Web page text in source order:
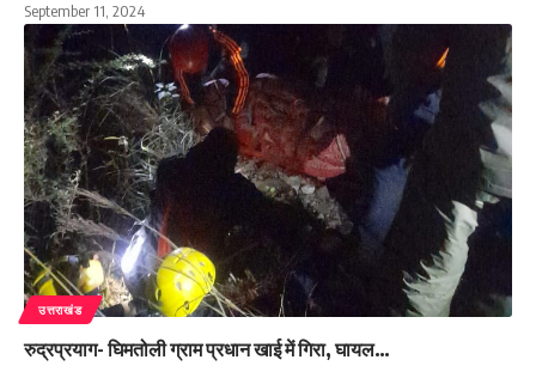
September 11, 2024
उत्तराखंड
रुद्रप्रयाग- घिमतोली ग्राम प्रधान खाई में गिरा, घायल…